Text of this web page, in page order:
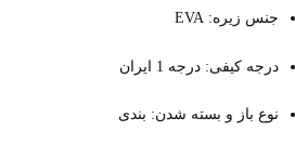
جنس زیره: EVA
درجه کیفی: درجه 1 ایران
نوع باز و بسته شدن: بندی